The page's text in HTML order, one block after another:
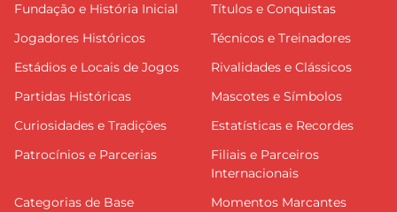
Fundação e História Inicial
Títulos e Conquistas
Jogadores Históricos
Técnicos e Treinadores
Estádios e Locais de Jogos
Rivalidades e Clássicos
Partidas Históricas
Mascotes e Símbolos
Curiosidades e Tradições
Estatísticas e Recordes
Patrocínios e Parcerias
Filiais e Parceiros
Internacionais
Categorias de Base
Momentos Marcantes